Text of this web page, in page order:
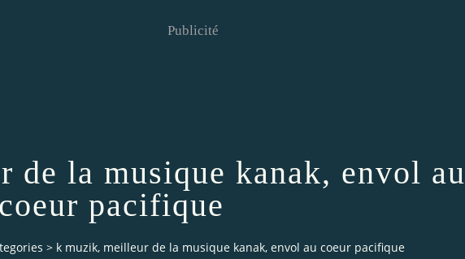
Publicité
de la musique kanak, envol au
coeur pacifique
> k muzik, meilleur de la musique kanak, envol au coeur pacifique